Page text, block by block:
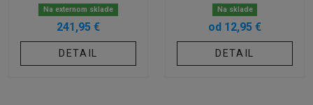
Na externom sklade
241,95 €
DETAIL
Na sklade
od 12,95 €
DETAIL